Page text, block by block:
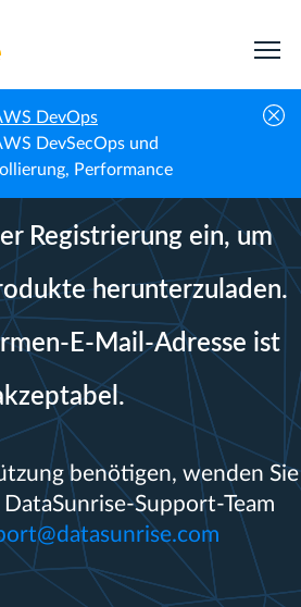
DevOps
DevSecOps und
Performance
geschäftliche E-Mail-
Registrierung ein, um
herunterzuladen.
E-Mail-Adresse ist
benötigen, wenden Sie
Support-Team